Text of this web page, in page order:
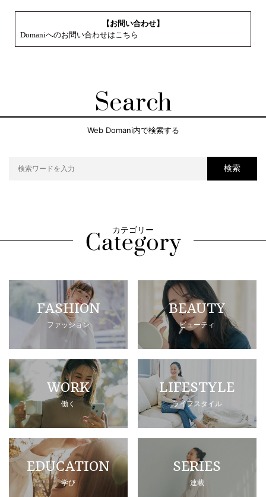
【お問い合わせ】
Domaniへのお問い合わせはこちら
Search
Web Domani内で検索する
検索
カテゴリー
FASHION
ファッション
BEAUTY
ビューティ
WORK
働く
LIFESTYLE
ライフスタイル
EDUCATION
学び
SERIES
連載